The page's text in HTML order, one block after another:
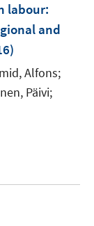
labour:
and
Alfons;
Päivi;